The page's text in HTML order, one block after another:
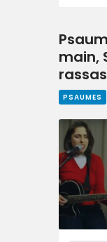
main,
PSAUMES